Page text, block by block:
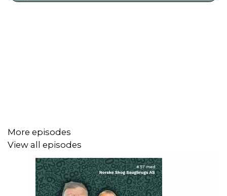
• Hvordan enkle grep kan avdekke skjulte problemer
• Hvordan god ledelse senker terskelen for
vanskelige samtaler
• Hvordan forankre Akan-arbeid i ledelse, struktur
More episodes
View all episodes